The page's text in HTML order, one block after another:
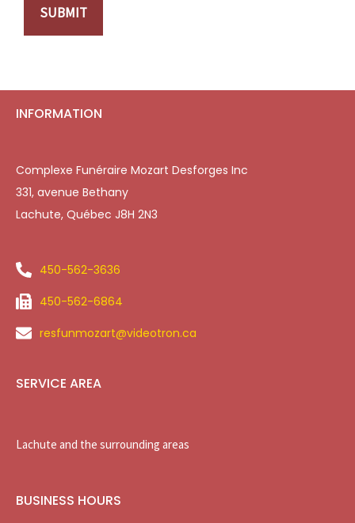
SUBMIT
INFORMATION
Complexe Funéraire Mozart Desforges Inc
331, avenue Bethany
Lachute, Québec J8H 2N3
450-562-3636
450-562-6864
resfunmozart@videotron.ca
SERVICE AREA
Lachute and the surrounding areas
BUSINESS HOURS